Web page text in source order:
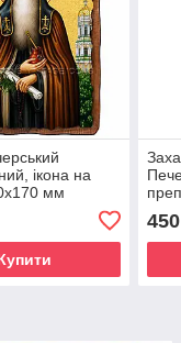
ікона на
мм
(П-
450